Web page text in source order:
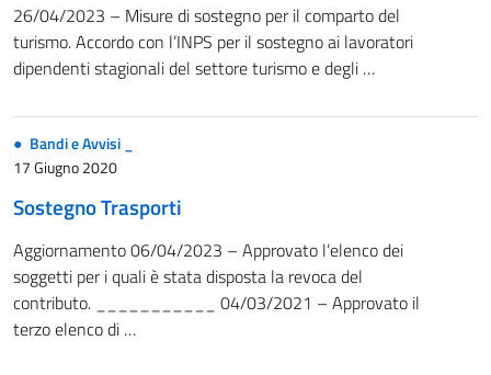
26/04/2023 – Misure di sostegno per il comparto del
turismo. Accordo con l’INPS per il sostegno ai lavoratori
dipendenti stagionali del settore turismo e degli …
Bandi e Avvisi _
17 Giugno 2020
Sostegno Trasporti
Aggiornamento 06/04/2023 – Approvato l’elenco dei
soggetti per i quali è stata disposta la revoca del
contributo. ___________ 04/03/2021 – Approvato il
terzo elenco di …